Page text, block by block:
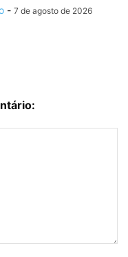
- 7 de agosto de 2026